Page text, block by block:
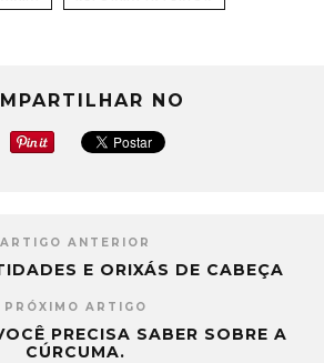
NO
ARTIGO ANTERIOR
E ORIXÁS DE CABEÇA
PRÓXIMO ARTIGO
PRECISA SABER SOBRE A
CÚRCUMA.